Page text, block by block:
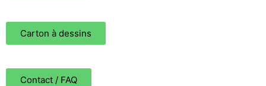
Carton à dessins
Contact / FAQ